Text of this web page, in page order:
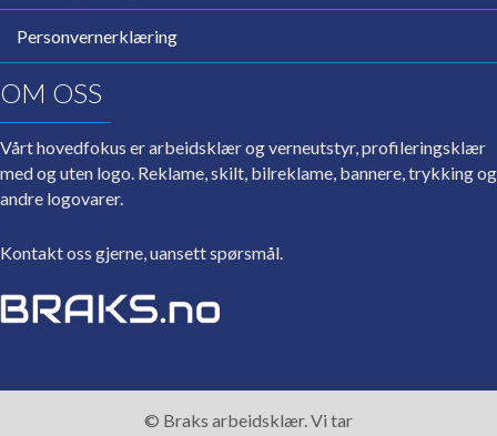
Personvernerklæring
OM OSS
Vårt hovedfokus er arbeidsklær og verneutstyr, profileringsklær
med og uten logo. Reklame, skilt, bilreklame, bannere, trykking og
andre logovarer.
Kontakt oss gjerne, uansett spørsmål.
© Braks arbeidsklær. Vi tar